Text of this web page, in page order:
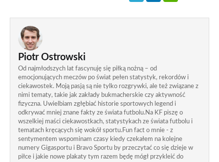
Piotr Ostrowski
Od najmłodszych lat fascynuję się piłką nożną – od
emocjonujących meczów po świat pełen statystyk, rekordów i
ciekawostek. Moją pasją są nie tylko rozgrywki, ale też związane z
nimi tematy, takie jak zakłady bukmacherskie czy aktywność
fizyczna. Uwielbiam zgłębiać historie sportowych legend i
odkrywać mniej znane fakty ze świata futbolu.Na KF piszę o
wszelkiej maści ciekawostkach, statystykach ze świata futbolu i
tematach kręcących się wokół sportu.Fun fact o mnie - z
sentymentem wspominam czasy kiedy czekałem na kolejne
numery Gigasportu i Bravo Sportu by przeczytać co się dzieje w
piłce i jakie nowe plakaty tym razem będę mógł przykleić do